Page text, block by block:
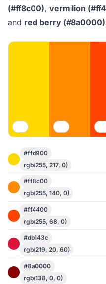
(#ff8c00), vermilion
and red berry (#8a0000)
#ffd900
rgb(255, 217, 0)
#ff8c00
rgb(255, 140, 0)
#ff4400
rgb(255, 68, 0)
#db143c
rgb(219, 20, 60)
#8a0000
rgb(138, 0, 0)